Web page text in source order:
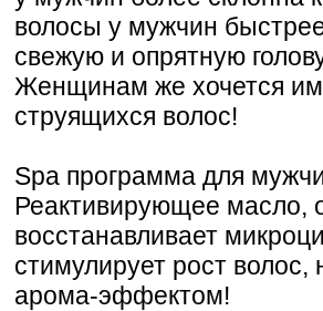
волосы у мужчин
свежую и опрятную
Женщинам же хочется
струящихся волос!
Spa программа для
Реактивирующее масло,
восстанавливает
стимулирует рост
арома-эффектом!